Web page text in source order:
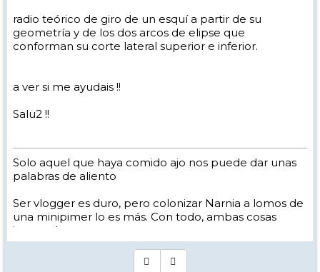
radio teórico de giro de un esquí a partir de su
geometría y de los dos arcos de elipse que
conforman su corte lateral superior e inferior.
a ver si me ayudais !!
Salu2 !!
Solo aquel que haya comido ajo nos puede dar unas
palabras de aliento
Ser vlogger es duro, pero colonizar Narnia a lomos de
una minipimer lo es más. Con todo, ambas cosas
intento hacer.
Yo hago esquí extremo : voy de extremo a extremo